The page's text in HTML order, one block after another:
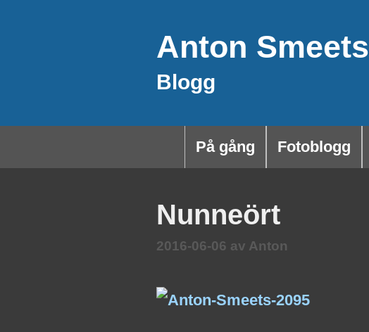
Anton Smeets
Blogg
På gång Fotoblogg
Nunneört
2016-06-06 av Anton